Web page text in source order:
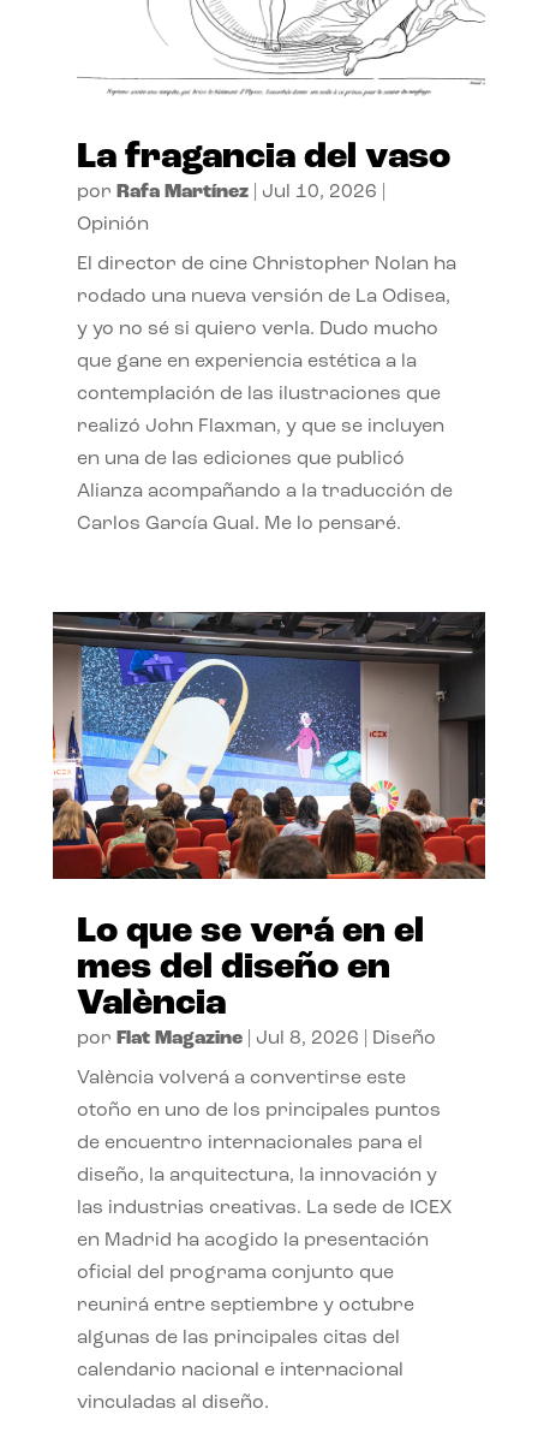
La fragancia del vaso
por Rafa Martínez| Jul 10, 2026
Opinión
El director de cine Christopher Nolan ha
rodado una nueva versión de La Odisea,
y yo no sé si quiero verla. Dudo mucho
que gane en experiencia estética a la
contemplación de las ilustraciones que
realizó John Flaxman, y que se incluyen
en una de las ediciones que publicó
Alianza acompañando a la traducción de
Carlos García Gual. Me lo pensaré.
Lo que se verá en el
mes del diseño en
València
por Flat Magazine| Jul 8, 2026 Diseño
València volverá a convertirse este
otoño en uno de los principales puntos
de encuentro internacionales para el
diseño, la arquitectura, la innovación y
las industrias creativas. La sede de ICEX
en Madrid ha acogido la presentación
oficial del programa conjunto que
reunirá entre septiembre y octubre
algunas de las principales citas del
calendario nacional e internacional
vinculadas al diseño.